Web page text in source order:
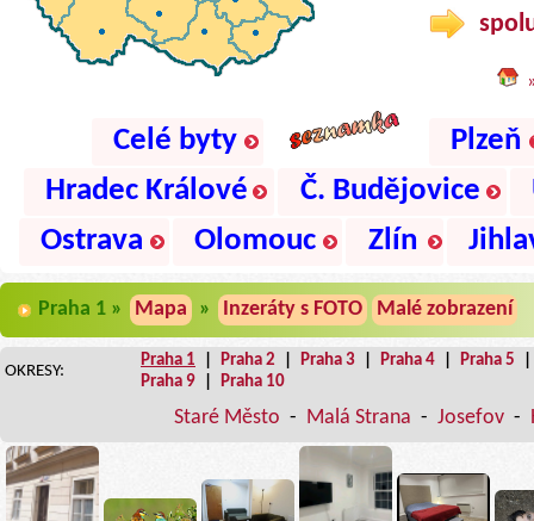
Celé byty
Plzeň
Hradec Králové
Č. Budějovice
Ostrava
Olomouc Zlín
Praha 1 » Mapa » Inzeráty s FOTO Malé zobrazení
OKRESY:
Praha 1 Praha 2 Praha 3 Praha 4 Praha 5
Praha 9
Praha 10
Staré Město - Malá Strana - Josefov -